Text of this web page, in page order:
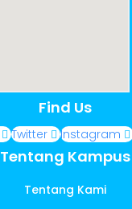
Find Us
Twitter Instagram
Tentang Kampus
Tentang Kami